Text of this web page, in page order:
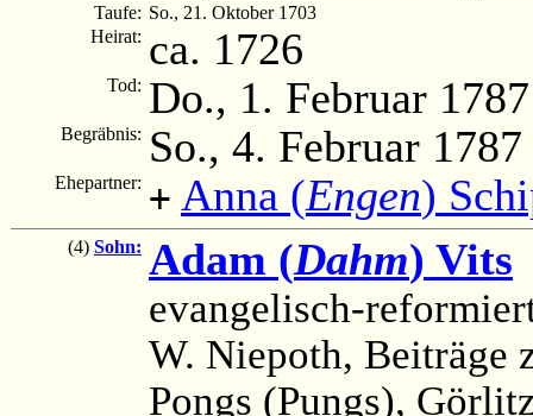
Taufe: So., 21. Oktober 1703
Heirat: ca. 1726
Tod: Do., 1. Februar 1787
Begräbnis: So., 4. Februar 1787
Ehepartner: + Anna (Engen)
(4) Sohn: Adam (Dahm) Vits
evangelisch-
W. Niepoth, Beiträge
Pongs (Pungs),